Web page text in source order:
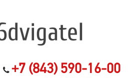
+7 (843) 590-16-00